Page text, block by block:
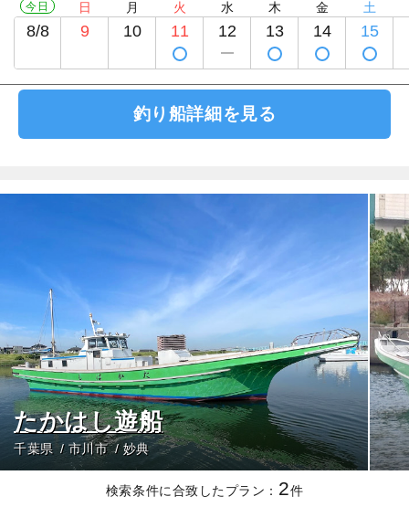
今日
8/8
日
9
月
10
火
11
水
12
木
13
金
14
土
15
釣り船詳細を見る
たかはし遊船
千葉県 市川市 妙典
検索条件に合致したプラン： 2件